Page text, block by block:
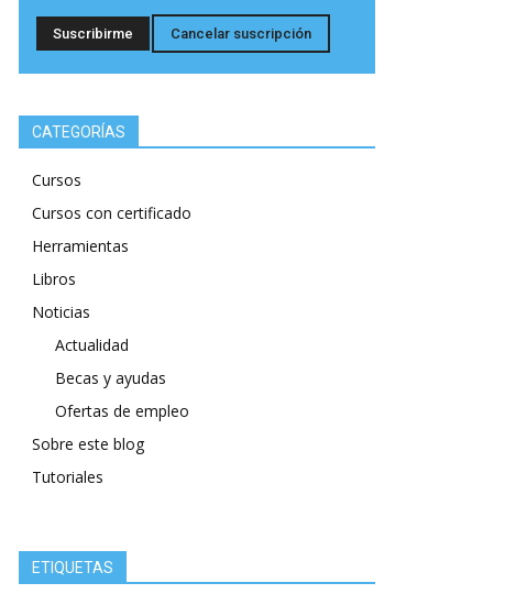
CATEGORÍAS
Cursos
Cursos con certificado
Herramientas
Libros
Noticias
Actualidad
Becas y ayudas
Ofertas de empleo
Sobre este blog
Tutoriales
ETIQUETAS